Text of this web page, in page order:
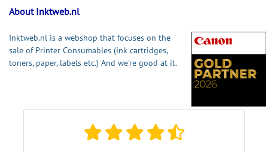
About Inktweb.nl
Inktweb.nl is a webshop that focuses on the
sale of Printer Consumables (ink cartridges,
toners, paper, labels etc.) And we're good at it.